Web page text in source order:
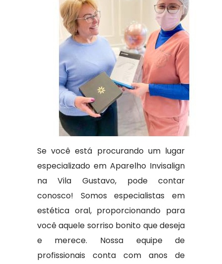
Se você está procurando um lugar
especializado em Aparelho Invisalign
na Vila Gustavo, pode contar
conosco! Somos especialistas em
estética oral, proporcionando para
você aquele sorriso bonito que deseja
e merece. Nossa equipe de
profissionais conta com anos de